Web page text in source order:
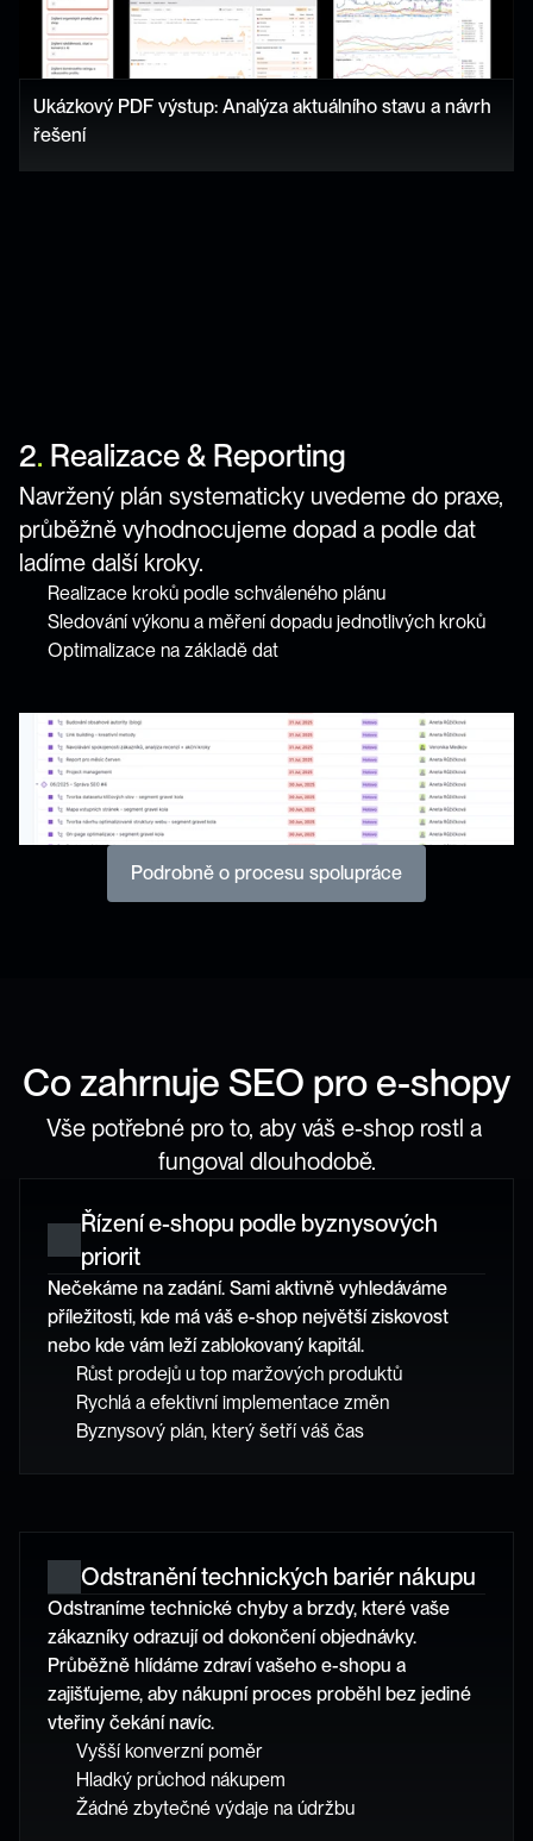
Co zahrnuje SEO pro e-shopy
Vše potřebné pro to, aby váš e-shop rostl a
fungoval dlouhodobě.
Řízení e-shopu podle byznysových
priorit
Nečekáme na zadání. Sami aktivně vyhledáváme
příležitosti, kde má váš e-shop největší ziskovost
nebo kde vám leží zablokovaný kapitál.
Růst prodejů u top maržových produktů
Rychlá a efektivní implementace změn
Byznysový plán, který šetří váš čas
Odstranění technických bariér nákupu
Odstraníme technické chyby a brzdy, které vaše
zákazníky odrazují od dokončení objednávky.
Průběžně hlídáme zdraví vašeho e-shopu a
zajišťujeme, aby nákupní proces proběhl bez jediné
vteřiny čekání navíc.
Vyšší konverzní poměr
Hladký průchod nákupem
Žádné zbytečné výdaje na údržbu
Ukázkový PDF výstup: Analýza aktuálního stavu a návrh
řešení
2. Realizace & Reporting
Navržený plán systematicky uvedeme do praxe,
průběžně vyhodnocujeme dopad a podle dat
ladíme další kroky.
Realizace kroků podle schváleného plánu
Sledování výkonu a měření dopadu jednotlivých kroků
Optimalizace na základě dat
Podrobně o procesu spolupráce